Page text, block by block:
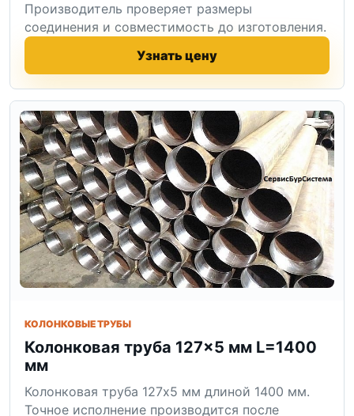
Производитель проверяет размеры
соединения и совместимость до изготовления.
Узнать цену
КОЛОНКОВЫЕ ТРУБЫ
Колонковая труба 127×5 мм L=1400
мм
Колонковая труба 127x5 мм длиной 1400 мм.
Точное исполнение производится после